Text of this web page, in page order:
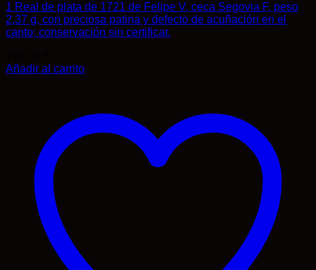
1 Real de plata de 1721 de Felipe V, ceca Segovia F, peso
2,37 g, con preciosa patina y defecto de acuñación en el
canto; conservación sin certificar.
Añadir al carrito